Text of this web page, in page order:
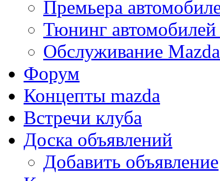
Премьера
Тюнинг
Обслуживание Mazda
Форум
Концепты mazda
Встречи клуба
Доска объявлений
Добавить объявление